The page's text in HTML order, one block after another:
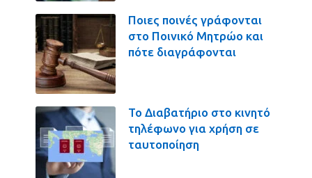
Ποιες ποινές γράφονται
στο Ποινικό Μητρώο και
πότε διαγράφονται
Το Διαβατήριο στο κινητό
τηλέφωνο για χρήση σε
ταυτοποίηση